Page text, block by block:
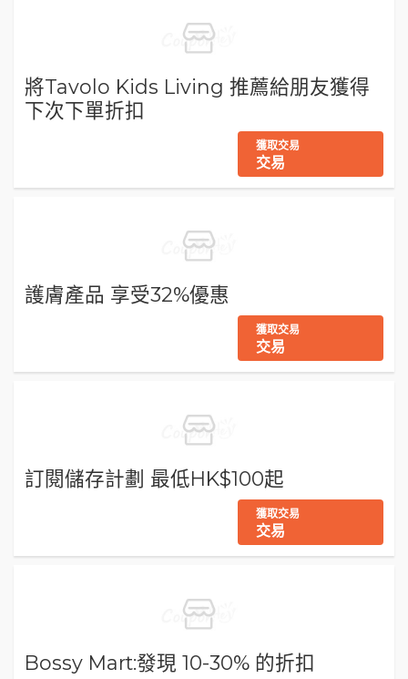
將Tavolo Kids Living 推薦給朋友獲得
下次下單折扣
獲取交易
交易
護膚產品 享受32%優惠
獲取交易
交易
訂閱儲存計劃 最低HK$100起
獲取交易
交易
Bossy Mart:發現 10-30% 的折扣